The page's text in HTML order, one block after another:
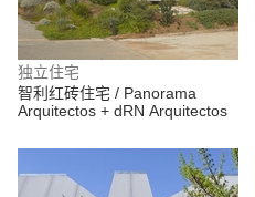
独立住宅
智利红砖住宅 / Panorama
Arquitectos + dRN Arquitectos